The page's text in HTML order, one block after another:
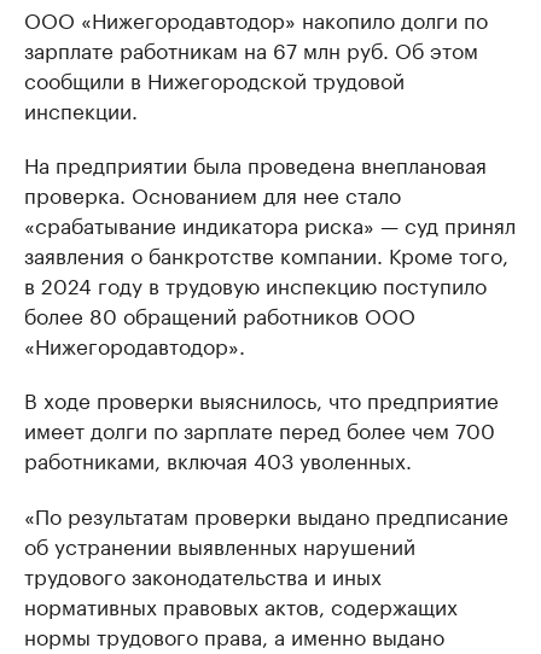
ООО «Нижегородавтодор» накопило долги по
зарплате работникам на 67 млн руб. Об этом
сообщили в Нижегородской трудовой
инспекции.
На предприятии была проведена внеплановая
проверка. Основанием для нее стало
«срабатывание индикатора риска» — суд принял
заявления о банкротстве компании. Кроме того,
в 2024 году в трудовую инспекцию поступило
более 80 обращений работников ООО
«Нижегородавтодор».
В ходе проверки выяснилось, что предприятие
имеет долги по зарплате перед более чем 700
работниками, включая 403 уволенных.
«По результатам проверки выдано предписание
об устранении выявленных нарушений
трудового законодательства и иных
нормативных правовых актов, содержащих
нормы трудового права, а именно выдано